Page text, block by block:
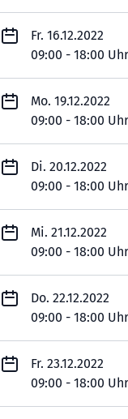
Fr. 16.12.2022
09:00 - 18:00 Uhr
Mo. 19.12.2022
09:00 - 18:00 Uhr
Di. 20.12.2022
09:00 - 18:00 Uhr
Mi. 21.12.2022
09:00 - 18:00 Uhr
Do. 22.12.2022
09:00 - 18:00 Uhr
Fr. 23.12.2022
09:00 - 18:00 Uhr